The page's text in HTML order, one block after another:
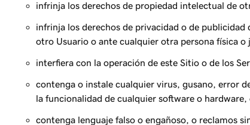
infrinja los derechos de propiedad intelectual de
infrinja los derechos de privacidad o de
otro Usuario o ante cualquier otra persona física o
interfiera con la operación de este Sitio o de los
contenga o instale cualquier virus, gusano, error
la funcionalidad de cualquier software o hardware,
contenga lenguaje falso o engañoso, o reclamos